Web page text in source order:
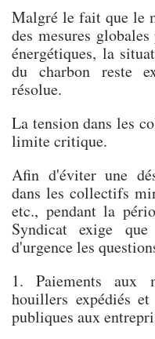
Malgré le fait que le
des mesures
énergétiques, la
du charbon reste
résolue.
La tension dans les
limite critique.
Afin d'éviter une
dans les collectifs
etc., pendant la
Syndicat exige
d'urgence les
1. Paiements aux
houillers expédiés
publiques aux